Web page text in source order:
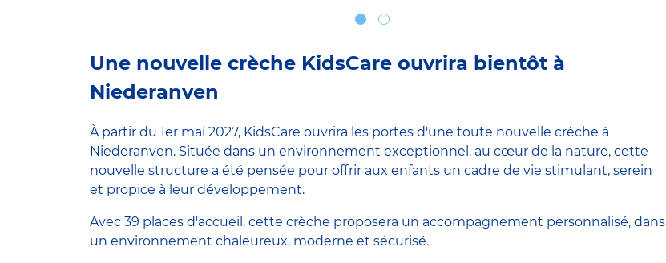
Une nouvelle crèche KidsCare ouvrira bientôt à
Niederanven
À partir du 1er mai 2027, KidsCare ouvrira les portes d'une toute nouvelle crèche à
Niederanven. Située dans un environnement exceptionnel, au cœur de la nature, cette
nouvelle structure a été pensée pour offrir aux enfants un cadre de vie stimulant, serein
et propice à leur développement.
Avec 39 places d'accueil, cette crèche proposera un accompagnement personnalisé, dans
un environnement chaleureux, moderne et sécurisé.